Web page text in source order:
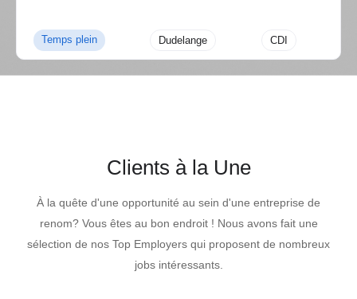
Temps plein Dudelange CDI
Clients à la Une
À la quête d'une opportunité au sein d'une entreprise de
renom? Vous êtes au bon endroit ! Nous avons fait une
sélection de nos Top Employers qui proposent de nombreux
jobs intéressants.